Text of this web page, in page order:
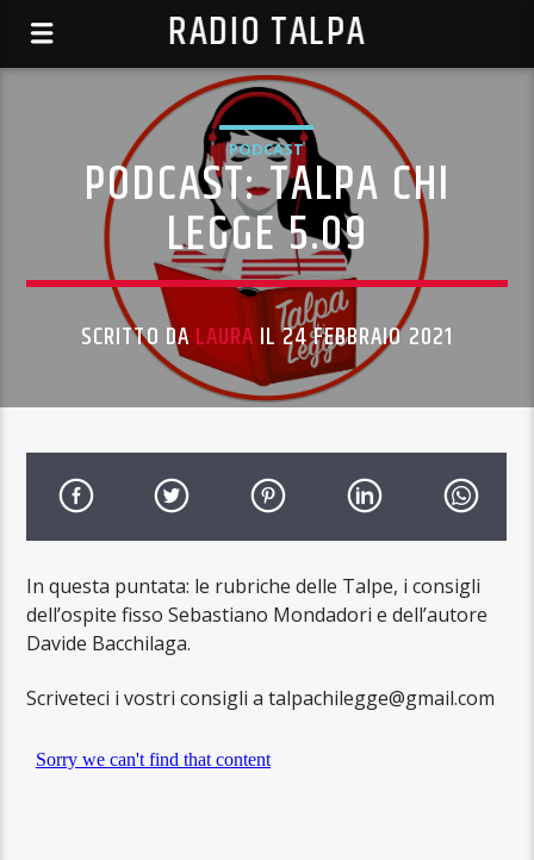
RADIO TALPA
PODCAST
PODCAST: TALPA CHI
LEGGE 5.09
SCRITTO DA LAURAIL 24 FEBBRAIO 2021
In questa puntata: le rubriche delle Talpe, i consigli
dell’ospite fisso Sebastiano Mondadori e dell’autore
Davide Bacchilaga.
Scriveteci i vostri consigli a talpachilegge@gmail.com